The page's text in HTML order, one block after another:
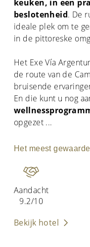
keuken, in een
beslotenheid. De
ideale plek om te
in de pittoreske
Het Exe Vía
de route van de
bruisende
En die kunt u nog
opgezet ...
Het meest
Aandacht
9.2/10
Bekijk hotel